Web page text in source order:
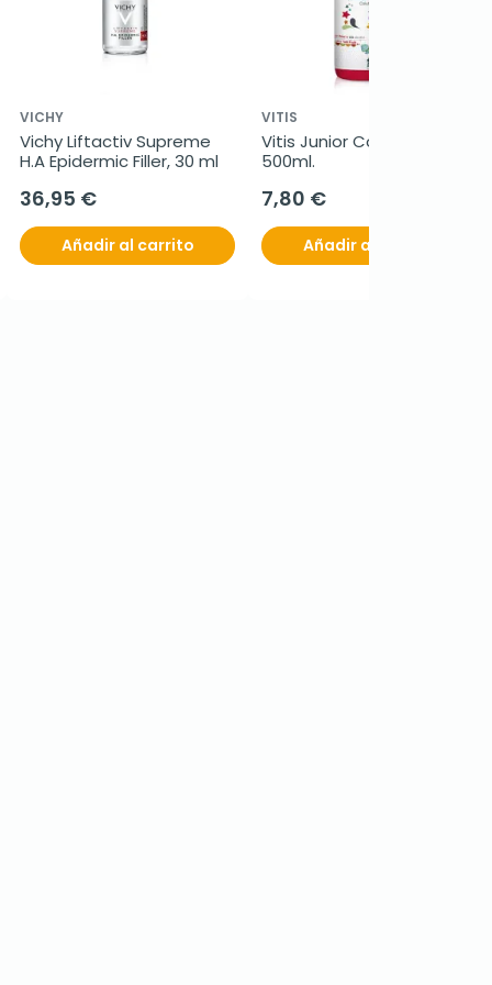
VICHY
Vichy Liftactiv Supreme
H.A Epidermic Filler, 30 ml
36,95 €
Añadir al carrito
VITIS
Vitis Junior Colutorio,
500ml.
7,80 €
Añadir al carrito